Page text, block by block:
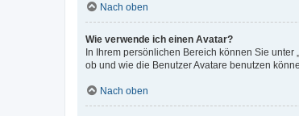
Nach oben
Wie verwende ich einen Avatar?
In Ihrem persönlichen Bereich können Sie unter
ob und wie die Benutzer Avatare benutzen
Nach oben